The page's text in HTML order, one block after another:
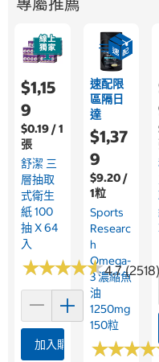
$1,15
9
$0.19 / 1
張
舒潔 三
層抽取
式衛生
紙 100
抽 X 64
入
★★★★★
★★★★★4.7 (2518)
加入購物車
速配限
區隔日
達
$1,37
9
$9.20 /
1粒
Sports
Researc
H
Omega-
3 濃縮魚
油
1250mg
150粒
★★★★
★★★★